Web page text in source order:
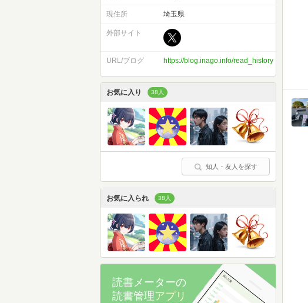
現住所 埼玉県
外部サイト
URL/ブログ https://blog.inago.info/read_history
お気に入り 38人
知人・友人を探す
お気に入られ 38人
読書メーターの
読書管理アプリ